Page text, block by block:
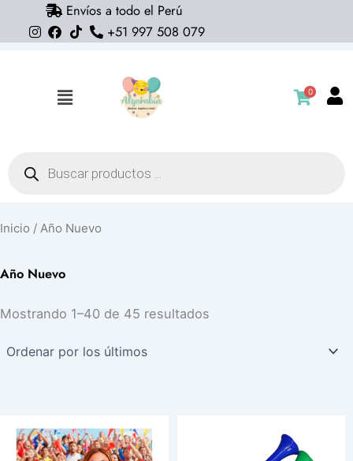
Envíos a todo el Perú
+51 997 508 079
Flyout
0
productos
Inicio / Año Nuevo
Año Nuevo
Mostrando 1–40 de 45 resultados